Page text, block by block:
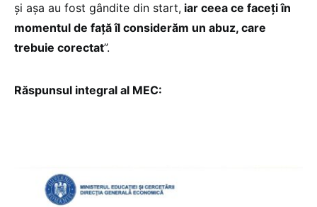
și așa au fost gândite din start, iar ceea ce faceți în
momentul de față îl considerăm un abuz, care
trebuie corectat”.
Răspunsul integral al MEC: